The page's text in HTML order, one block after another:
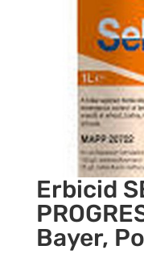
Erbicid
Bayer,